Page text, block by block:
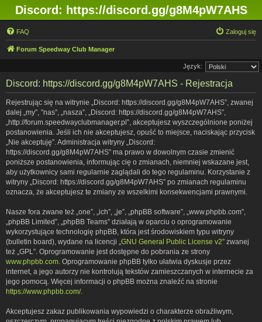
Discord: https://discord.gg/g8M4pW7AHS
FAQ Zaloguj się
Forum Speedway Club Manager
Język:
Discord: https://discord.gg/g8M4pW7AHS - Rejestracja
Rejestrując się na witrynie „Discord: https://discord.gg/g8M4pW7AHS”, zwanej
dalej „my”, ”nas”, „nasza”, „Discord: https://discord.gg/g8M4pW7AHS”,
„http://forum.speedwayclubmanager.pl”, akceptujesz wyszczególnione poniżej
postanowienia. Jeśli ich nie akceptujesz, opuść to miejsce, naciskając przycisk
„Nie akceptuję”. Administracja witryny „Discord:
https://discord.gg/g8M4pW7AHS” ma prawo w dowolnym czasie zmienić
poniższe postanowienia, informując cię o zmianach, niemniej wskazane jest,
aby użytkownicy sami regularnie zaglądali do tego regulaminu. Korzystanie z
witryny „Discord: https://discord.gg/g8M4pW7AHS” po zmianach regulaminu
oznacza, że akceptujesz te zmiany ze wszelkimi konsekwencjami prawnymi.
Nasze fora zwane też „one”, „ich”, „je”, „phpBB software”, „www.phpbb.com”,
„phpBB Limited”, „phpBB Teams” działają w oparciu o oprogramowanie
wykorzystujące technologię phpBB, która jest środowiskiem typu witryny
(bulletin board), wydane na licencji „GNU General Public License v2” zwanej
też „GPL”. Oprogramowanie jest dostępne do pobrania ze strony
www.phpbb.com. Oprogramowanie phpBB tylko ułatwia dyskusje przez
internet, a jego autorzy nie kontrolują tekstów zamieszczanych w internecie za
jego pomocą. Więcej informacji o phpBB można znaleźć na stronie
https://www.phpbb.com/.
Akceptujesz zakaz publikowania wypowiedzi o charakterze obraźliwym,